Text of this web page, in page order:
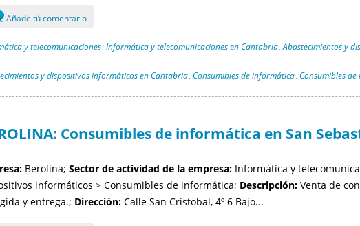
Añade tú comentario
y telecomunicaciones Informática y telecomunicaciones en Cantabria Abastecimientos y
y dispositivos informáticos en Cantabria Consumibles de informática Consumibles
Consumibles de informática en San
Berolina; Sector de actividad de la empresa:Informática y
informáticos > Consumibles de informática; Descripción:Venta de
y entrega.; Dirección:Calle San Cristobal, 4º 6 Bajo...